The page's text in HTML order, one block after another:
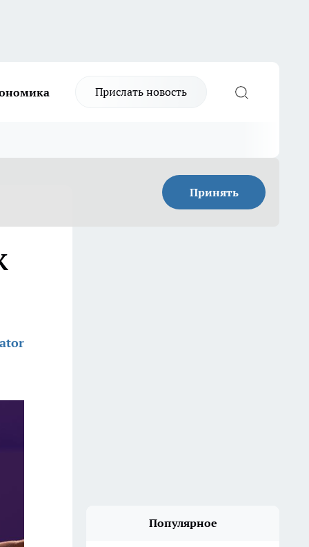
Прислать новость
Принять
Популярное